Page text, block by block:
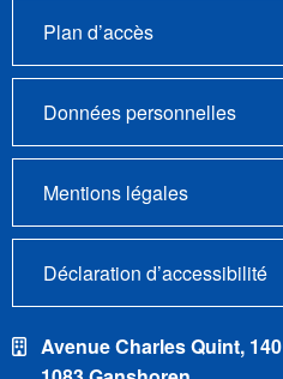
Plan d’accès
Données personnelles
Mentions légales
Déclaration d’accessibilité
Avenue Charles Quint, 140